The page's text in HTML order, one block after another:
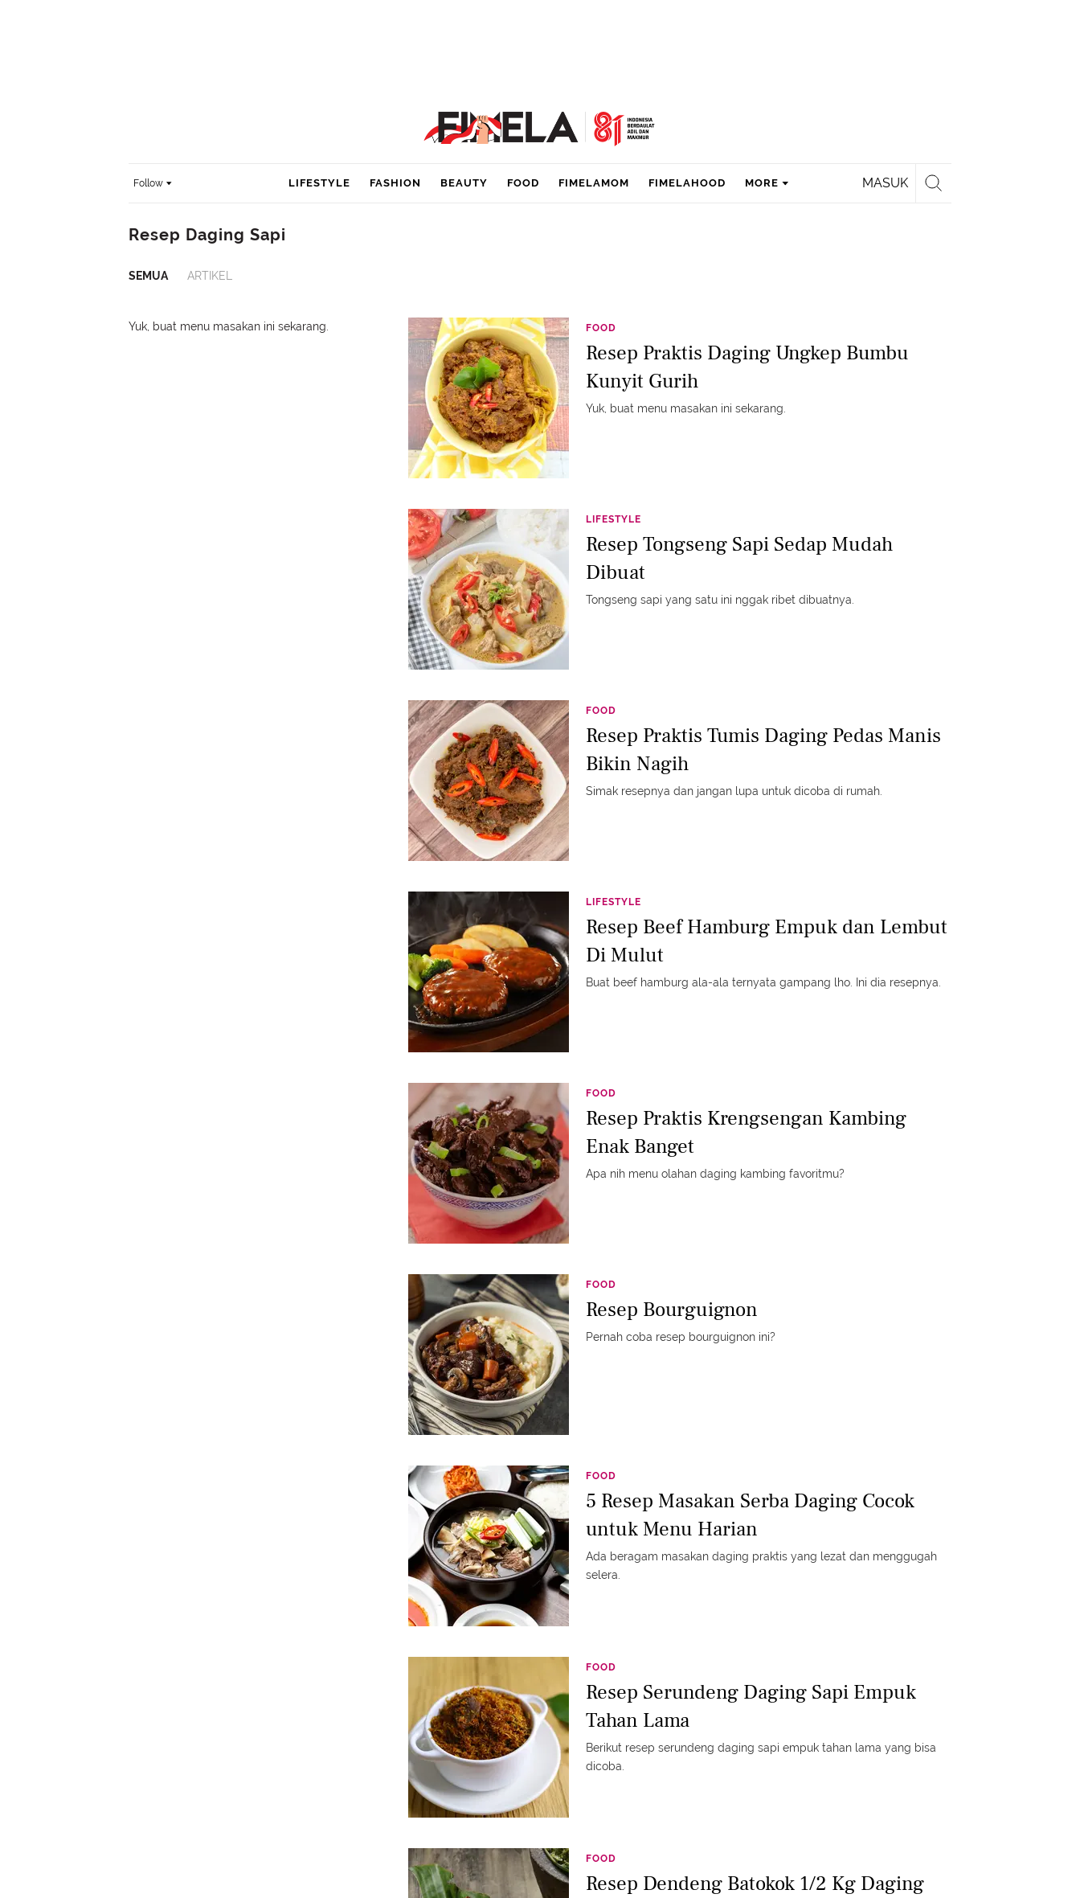
Follow MASUK
LIFESTYLE FASHION BEAUTY FOOD FIMELAMOM FIMELAHOOD MORE
Resep Daging Sapi
SEMUA ARTIKEL
Yuk, buat menu masakan ini sekarang. FOOD
Resep Praktis Daging Ungkep Bumbu
Kunyit Gurih
Yuk, buat menu masakan ini sekarang.
LIFESTYLE
Resep Tongseng Sapi Sedap Mudah
Dibuat
Tongseng sapi yang satu ini nggak ribet dibuatnya.
FOOD
Resep Praktis Tumis Daging Pedas Manis
Bikin Nagih
Simak resepnya dan jangan lupa untuk dicoba di rumah.
LIFESTYLE
Resep Beef Hamburg Empuk dan Lembut
Di Mulut
Buat beef hamburg ala-ala ternyata gampang lho. Ini dia resepnya.
FOOD
Resep Praktis Krengsengan Kambing
Enak Banget
Apa nih menu olahan daging kambing favoritmu?
FOOD
Resep Bourguignon
Pernah coba resep bourguignon ini?
FOOD
5 Resep Masakan Serba Daging Cocok
untuk Menu Harian
Ada beragam masakan daging praktis yang lezat dan menggugah
selera.
FOOD
Resep Serundeng Daging Sapi Empuk
Tahan Lama
Berikut resep serundeng daging sapi empuk tahan lama yang bisa
dicoba.
FOOD
Resep Dendeng Batokok 1/2 Kg Daging